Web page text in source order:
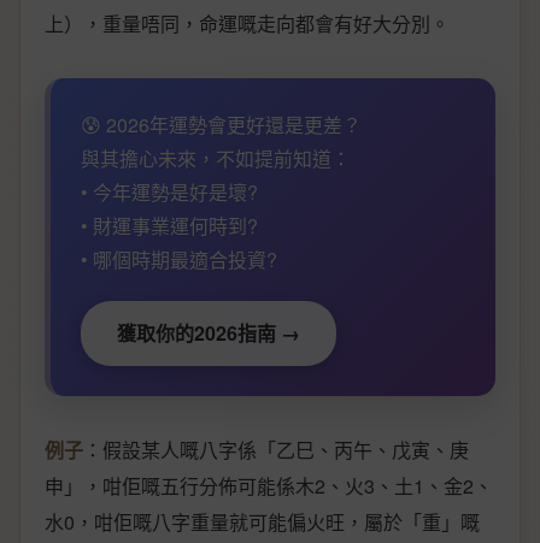
上），重量唔同，命運嘅走向都會有好大分別。
😰 2026年運勢會更好還是更差？
與其擔心未來，不如提前知道：
• 今年運勢是好是壞?
• 財運事業運何時到?
• 哪個時期最適合投資?
獲取你的2026指南 →
例子 ：假設某人嘅八字係「乙巳、丙午、戊寅、庚
申」，咁佢嘅五行分佈可能係木2、火3、土1、金2、
水0，咁佢嘅八字重量就可能偏火旺，屬於「重」嘅